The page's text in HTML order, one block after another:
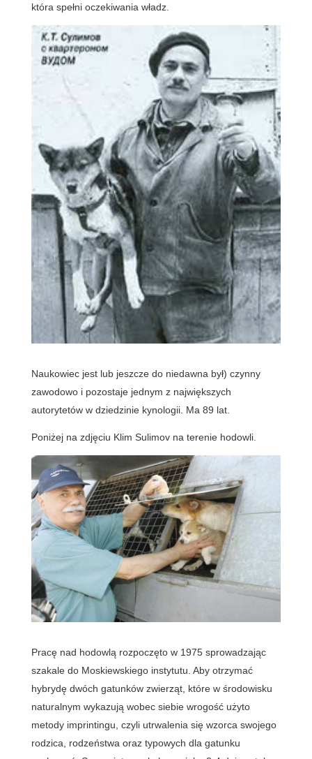
która spełni oczekiwania władz.
Naukowiec jest lub jeszcze do niedawna był) czynny
zawodowo i pozostaje jednym z największych
autorytetów w dziedzinie kynologii. Ma 89 lat.
Poniżej na zdjęciu Klim Sulimov na terenie hodowli.
Pracę nad hodowlą rozpoczęto w 1975 sprowadzając
szakale do Moskiewskiego instytutu. Aby otrzymać
hybrydę dwóch gatunków zwierząt, które w środowisku
naturalnym wykazują wobec siebie wrogość użyto
metody imprintingu, czyli utrwalenia się wzorca swojego
rodzica, rodzeństwa oraz typowych dla gatunku